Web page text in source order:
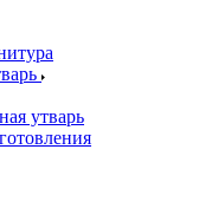
утварь